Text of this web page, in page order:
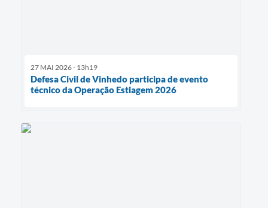
27 MAI 2026 - 13h19
Defesa Civil de Vinhedo participa de evento
técnico da Operação Estiagem 2026